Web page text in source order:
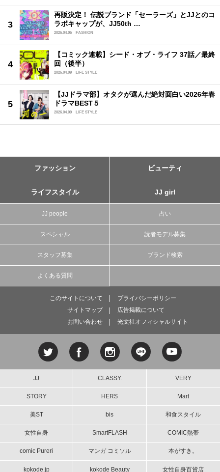
再販決定！ 伝説ブランド「セーラーズ」とJJとのコ
ラボキャップが、JJ50th …
2026.04.06 FASHION
【コミック連載】シード・オブ・ライフ 37話／最終
回（後半）
2026.04.09 LIFE STYLE
【JJドラマ部】オタクが選んだ絶対面白い2026年春
ドラマBEST５
2026.04.09 LIFE STYLE
ファッション ビューティ
ライフスタイル JJ girl
JJ people 占い
スペシャル 読者モデル募集
スタッフ募集 ブランド検索
よくある質問
このサイトについて
プライバシーポリシー
サイトマップ
広告掲載について
お問い合わせ
光文社オフィシャルサイト
JJ CLASSY. VERY
STORY HERS Mart
美ST bis 和食スタイル
女性自身 SmartFLASH COMIC熱帯
comic Pureri マンガ コミソル 本がすき。
kokode.jp kokode Beauty 女性自身百貨店